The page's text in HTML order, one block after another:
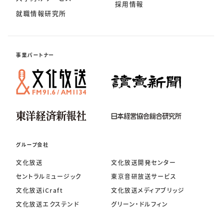
就職情報研究所
採用情報
事業パートナー
グループ会社
文化放送
文化放送開発センター
セントラルミュージック
東京音研放送サービス
文化放送iCraft
文化放送メディアブリッジ
文化放送エクステンド
グリーン・ドルフィン